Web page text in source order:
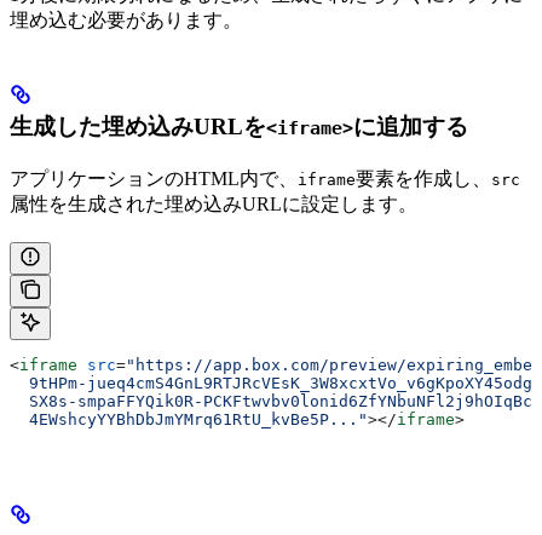
埋め込む必要があります。
生成した埋め込みURLを<iframe>に追加する
アプリケーションのHTML内で、 iframe要素を作成し、 src
属性を生成された埋め込みURLに設定します。
<iframe src="https://app.box.com/preview/
9tHPm-
SX8s-smpaFFYQik0R-
  4EWshcyYYBhDbJmYMrq61RtU_kvBe5P..."
></iframe>